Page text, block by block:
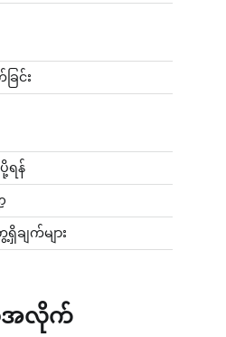
ြင်း
ရန်
ချက်များ
စ်အလိုက်